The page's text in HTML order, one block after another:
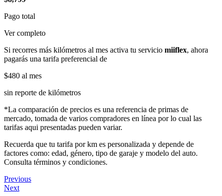
Pago total
Ver completo
Si recorres más kilómetros al mes activa tu servicio miiflex, ahora
pagarás una tarifa preferencial de
$480 al mes
sin reporte de kilómetros
*La comparación de precios es una referencia de primas de
mercado, tomada de varios compradores en línea por lo cual las
tarifas aqui presentadas pueden variar.
Recuerda que tu tarifa por km es personalizada y depende de
factores como: edad, género, tipo de garaje y modelo del auto.
Consulta términos y condiciones.
Previous
Next